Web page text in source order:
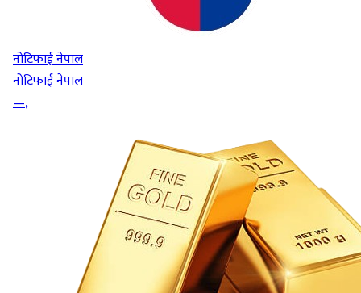
नोटिफाई नेपाल
नोटिफाई नेपाल
—,